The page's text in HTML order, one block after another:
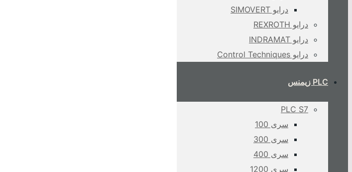
درایو SIMOVERT
درایو REXROTH
درایو INDRAMAT
درایو Control Techniques
PLC زیمنس
PLC S7
سری 100
سری 300
سری 400
سری 1200